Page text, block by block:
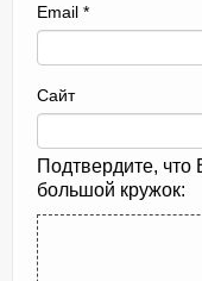
Email *
Сайт
Подтвердите,
большой кружок: